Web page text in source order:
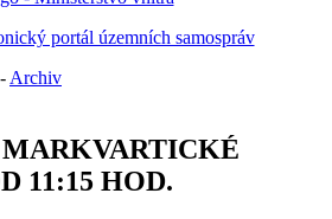
- Archiv
MARKVARTICKÉ
11:15 HOD.